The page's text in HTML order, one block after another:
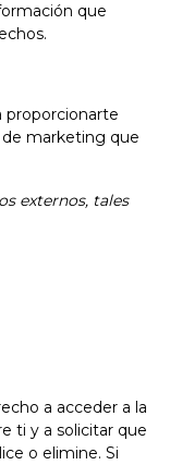
que
proporcionarte
marketing que
externos, tales
a acceder a la
ti y a solicitar que
o elimine. Si